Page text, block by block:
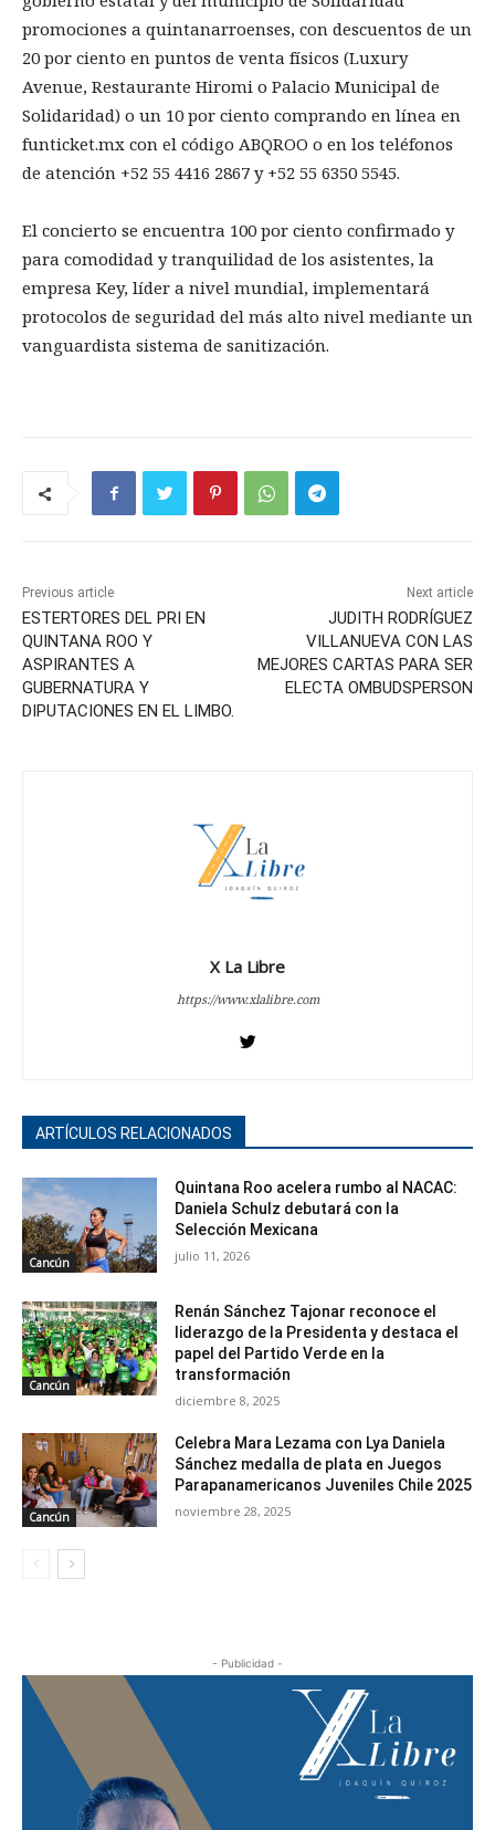
promociones a quintanarroenses, con descuentos de un
20 por ciento en puntos de venta físicos (Luxury
Avenue, Restaurante Hiromi o Palacio Municipal de
Solidaridad) o un 10 por ciento comprando en línea en
funticket.mx con el código ABQROO o en los teléfonos
de atención +52 55 4416 2867 y +52 55 6350 5545.
El concierto se encuentra 100 por ciento confirmado y
para comodidad y tranquilidad de los asistentes, la
empresa Key, líder a nivel mundial, implementará
protocolos de seguridad del más alto nivel mediante un
vanguardista sistema de sanitización.
Previous article
ESTERTORES DEL PRI EN
QUINTANA ROO Y
ASPIRANTES A
GUBERNATURA Y
DIPUTACIONES EN EL LIMBO.
Next article
JUDITH RODRÍGUEZ
VILLANUEVA CON LAS
MEJORES CARTAS PARA SER
ELECTA OMBUDSPERSON
X La Libre
https://www.xlalibre.com
ARTÍCULOS RELACIONADOS
Cancún
Quintana Roo acelera rumbo al NACAC:
Daniela Schulz debutará con la
Selección Mexicana
julio 11, 2026
Cancún
Renán Sánchez Tajonar reconoce el
liderazgo de la Presidenta y destaca el
papel del Partido Verde en la
transformación
diciembre 8, 2025
Cancún
Celebra Mara Lezama con Lya Daniela
Sánchez medalla de plata en Juegos
Parapanamericanos Juveniles Chile 2025
noviembre 28, 2025
- Publicidad -